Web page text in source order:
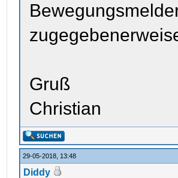
Gruß
Christian
29-05-2018, 13:48
Diddy